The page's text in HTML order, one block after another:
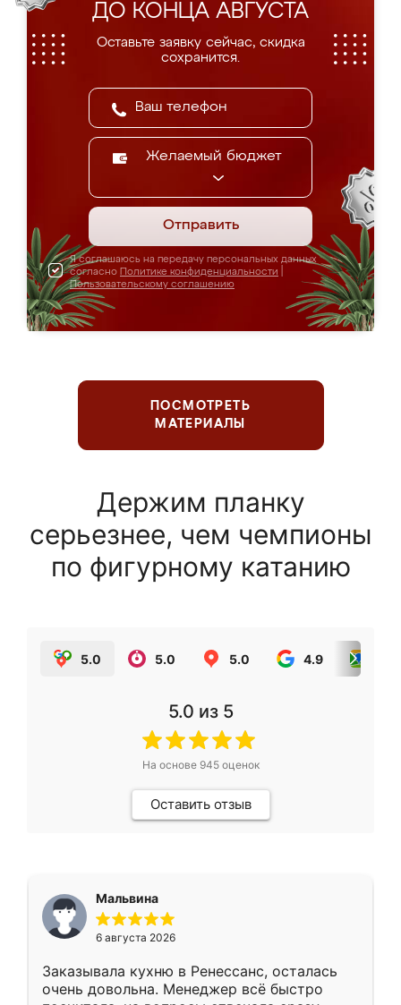
ДО КОНЦА АВГУСТА
Оставьте заявку сейчас, скидка
сохранится.
Желаемый бюджет
Отправить
Я соглашаюсь на передачу персональных данных
согласно Политике конфиденциальности
Пользовательскому соглашению
ПОСМОТРЕТЬ
МАТЕРИАЛЫ
Держим планку
серьезнее, чем чемпионы
по фигурному катанию
5.0 5.0 5.0 4.9
5.0 из 5
На основе 945оценок
Оставить отзыв
Мальвина
6 августа 2026
Заказывала кухню в Ренессанс, осталась
очень довольна. Менеджер всё быстро